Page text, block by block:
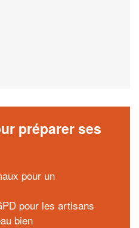
préparer ses
pour un
pour les artisans
bien